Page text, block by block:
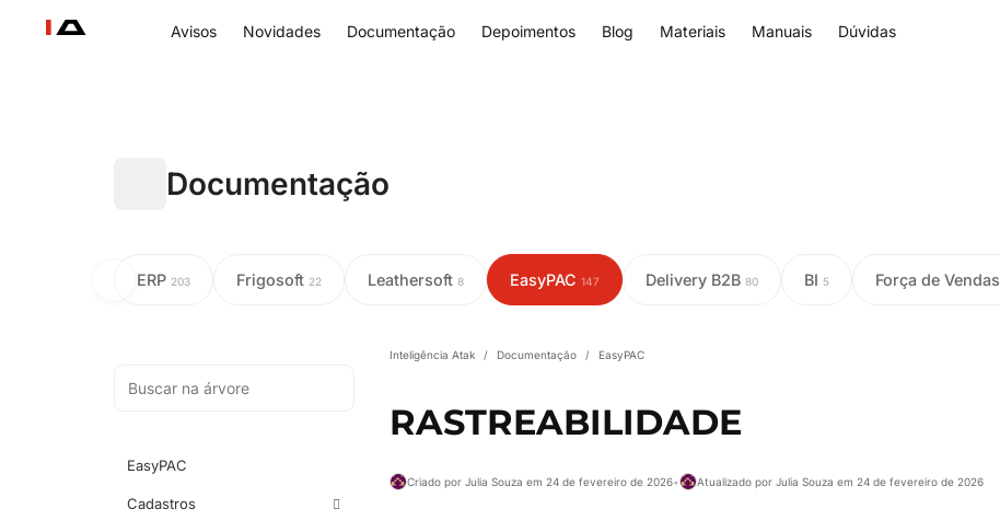
Avisos Novidades Documentação Depoimentos Blog Materiais Manuais Dúvidas
Documentação
ERP 203 Frigosoft 22 Leathersoft 8 EasyPAC 147 Delivery B2B 80 BI 5 Força de Vendas
EasyPAC
Cadastros
Inteligência Atak / Documentação / EasyPAC
RASTREABILIDADE
Criado por Julia Souza em 24 de fevereiro de 2026• Atualizado por Julia Souza em 24 de fevereiro de 2026